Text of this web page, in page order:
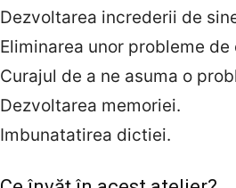
Dezvoltarea increderii de
Eliminarea unor probleme
Curajul de a ne asuma o
Dezvoltarea memoriei.
Imbunatatirea dictiei.